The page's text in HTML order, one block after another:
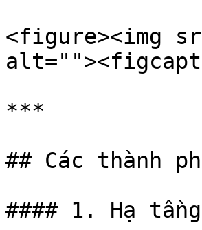
<figure><img
***
## Các thành
#### 1. Hạ